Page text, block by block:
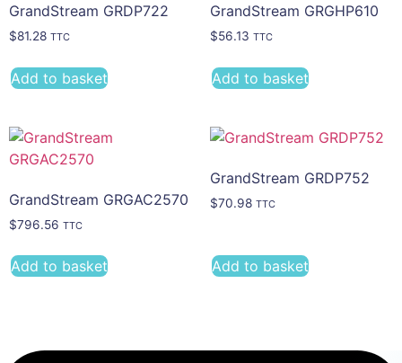
GrandStream GRDP722
$81.28 TTC
Add to basket
GrandStream GRGHP610
$56.13 TTC
Add to basket
GrandStream GRGAC2570
$796.56 TTC
Add to basket
GrandStream GRDP752
$70.98 TTC
Add to basket